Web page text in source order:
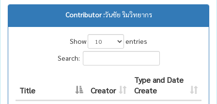
Contributor :วันชัย ริมวิทยากร
Show
entries
Search:
Title Creator
Type and Date
Create